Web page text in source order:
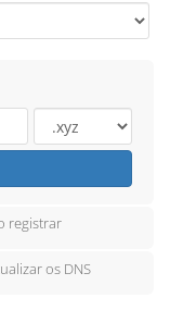
registrar
os DNS